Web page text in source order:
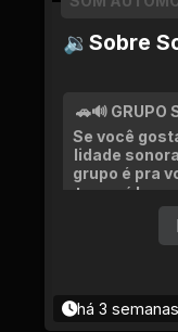
🔉Sobre
🚗🔊 GRUPO
Se você
lidade
grupo é pra
tos e vídeos
ências
há 3 semanas